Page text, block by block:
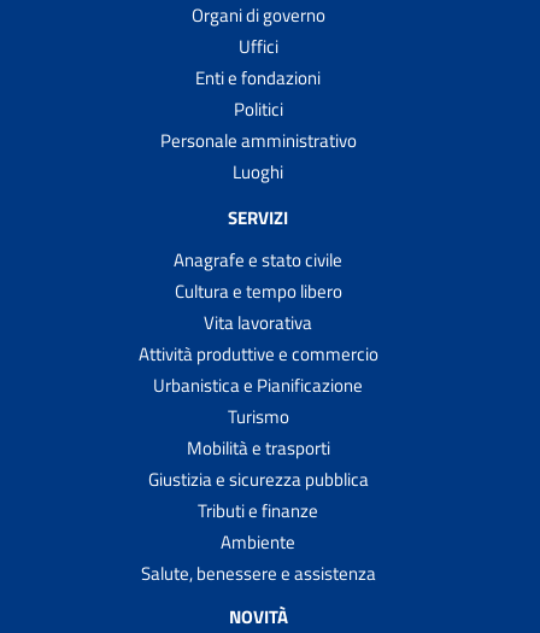
Organi di governo
Uffici
Enti e fondazioni
Politici
Personale amministrativo
Luoghi
SERVIZI
Anagrafe e stato civile
Cultura e tempo libero
Vita lavorativa
Attività produttive e commercio
Urbanistica e Pianificazione
Turismo
Mobilità e trasporti
Giustizia e sicurezza pubblica
Tributi e finanze
Ambiente
Salute, benessere e assistenza
NOVITÀ